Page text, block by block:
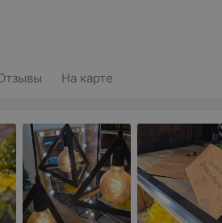
На карте